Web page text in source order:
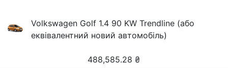
Volkswagen Golf 1.4 90 KW Trendline (або
еквівалентний новий автомобіль)
488,585.28 ₴